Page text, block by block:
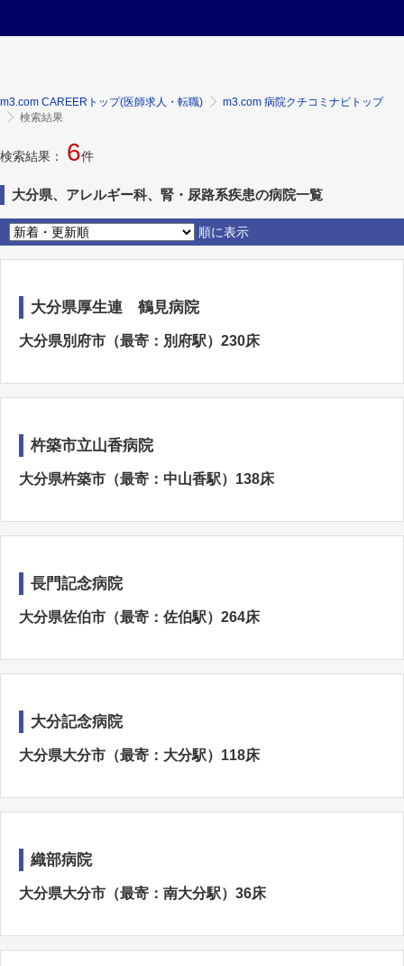
m3.com CAREERトップ(医師求人・転職)
m3.com 病院クチコミナビトップ
検索結果
検索結果： 6件
大分県、アレルギー科、腎・尿路系疾患の病院一覧
順に表示
大分県厚生連 鶴見病院
大分県別府市（最寄：別府駅）230床
杵築市立山香病院
大分県杵築市（最寄：中山香駅）138床
長門記念病院
大分県佐伯市（最寄：佐伯駅）264床
大分記念病院
大分県大分市（最寄：大分駅）118床
織部病院
大分県大分市（最寄：南大分駅）36床